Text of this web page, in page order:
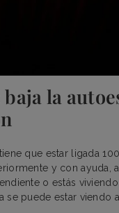
la
que estar ligada
y con ayuda,
o estás
puede estar viendo